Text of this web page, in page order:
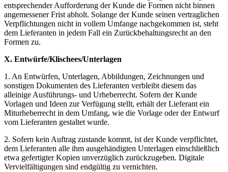
entsprechender Aufforderung der Kunde die Formen nicht binnen
angemessener Frist abholt. Solange der Kunde seinen vertraglichen
Verpflichtungen nicht in vollem Umfange nachgekommen ist, steht
dem Lieferanten in jedem Fall ein Zurückbehaltungsrecht an den
Formen zu.
X. Entwürfe/Klischees/Unterlagen
1. An Entwürfen, Unterlagen, Abbildungen, Zeichnungen und
sonstigen Dokumenten des Lieferanten verbleibt diesem das
alleinige Ausführungs- und Urheberrecht. Sofern der Kunde
Vorlagen und Ideen zur Verfügung stellt, erhält der Lieferant ein
Miturheberrecht in dem Umfang, wie die Vorlage oder der Entwurf
vom Lieferanten gestaltet wurde.
2. Sofern kein Auftrag zustande kommt, ist der Kunde verpflichtet,
dem Lieferanten alle ihm ausgehändigten Unterlagen einschließlich
etwa gefertigter Kopien unverzüglich zurückzugeben. Digitale
Vervielfältigungen sind endgültig zu vernichten.